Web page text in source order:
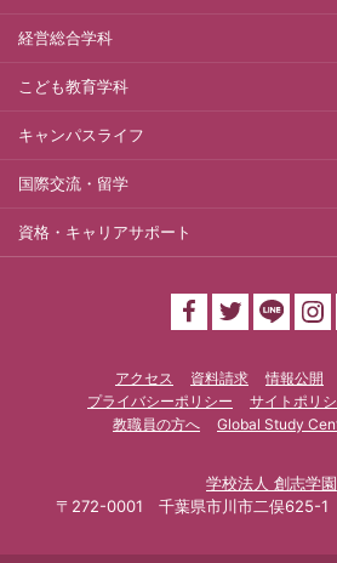
経営総合学科
こども教育学科
キャンパスライフ
国際交流・留学
資格・キャリアサポート
アクセス 資料請求 情報公開
プライバシーポリシー
サイトポリ
教職員の方へ
Global Study
学校法人 創志学園
〒272-0001 千葉県市川市二俣625-